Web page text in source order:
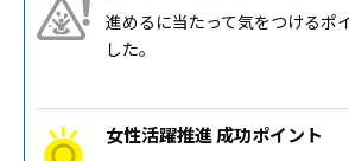
進めるに当たって気をつけるポ
した。
女性活躍推進 成功ポイント